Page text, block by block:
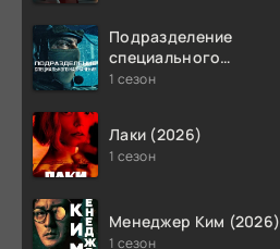
Подразделение
специального
назначения (2026)
1 сезон
Лаки (2026)
1 сезон
Менеджер Ким (2026)
1 сезон